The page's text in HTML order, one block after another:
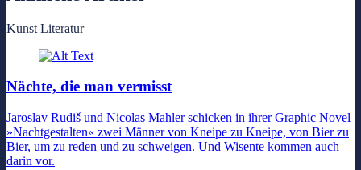
Kunst Literatur
Nächte, die man vermisst
Jaroslav Rudiš und Nicolas Mahler schicken in ihrer Graphic Novel
»Nachtgestalten« zwei Männer von Kneipe zu Kneipe, von Bier zu
Bier, um zu reden und zu schweigen. Und Wisente kommen auch
darin vor.